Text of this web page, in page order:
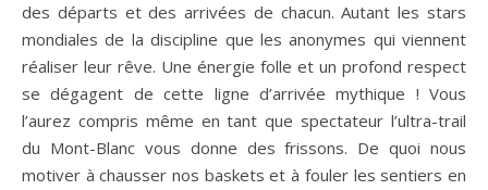
des départs et des arrivées de chacun. Autant les stars
mondiales de la discipline que les anonymes qui viennent
réaliser leur rêve. Une énergie folle et un profond respect
se dégagent de cette ligne d’arrivée mythique ! Vous
l’aurez compris même en tant que spectateur l’ultra-trail
du Mont-Blanc vous donne des frissons. De quoi nous
motiver à chausser nos baskets et à fouler les sentiers en